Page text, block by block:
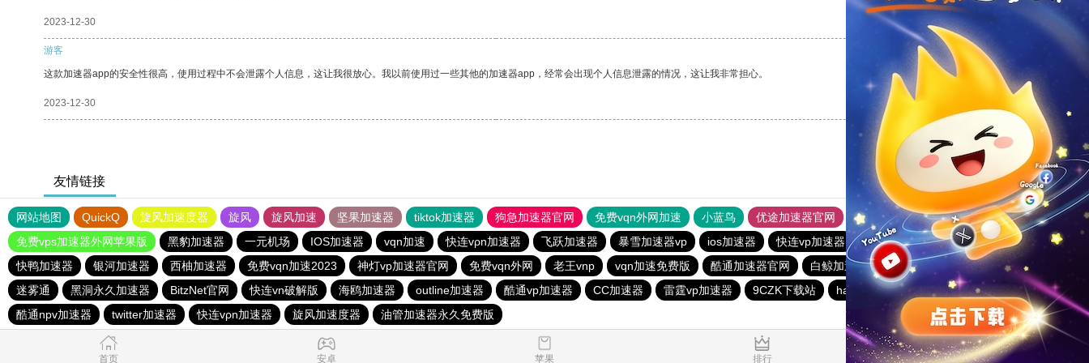
2023-12-30 反对
游客
这款加速器app的安全性很高，使用过程中不会泄露个人信息，这让我很放心。我以前使用过一些其他的加速器app，经常会出现个人信息泄露的情况，这让我非常担心。
2023-12-30 反对[0]
友情链接
网站地图 QuickQ 旋风加速度器 旋风 旋风加速 坚果加速器 tiktok加速器 狗急加速器官网 免费vqn外网加速 小蓝鸟 优途加速器官网 风驰加速器 旋风加速器
八戒看书
免费vps加速器外网苹果版
黑豹加速器 一元机场 IOS加速器 vqn加速 快连vρn加速器 飞跃加速器 暴雪加速器vp ios加速器 快连vp加速器 加速器哪个好用
快喵vpv加速器
快鸭加速器
银河加速器 西柚加速器 免费vqn加速2023 神灯vp加速器官网 免费vqn外网 老王vnp vqn加速免费版 酷通加速器官网 白鲸加速器 quickq
手机外国加速器官网
迷雾通
黑洞永久加速器 BitzNet官网 快连vn破解版 海鸥加速器 outline加速器 酷通vp加速器 CC加速器 雷霆vp加速器 9CZK下载站 hammer加速器
蚂蚁加速器官网
酷通npv加速器
twitter加速器 快连vρn加速器 旋风加速度器 油管加速器永久免费版
首页 安卓 苹果 排行 推荐